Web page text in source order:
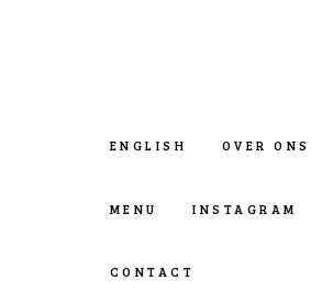
ENGLISH OVER ONS
MENU INSTAGRAM
CONTACT